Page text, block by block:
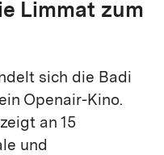
Limmat zum
sich die Badi
Openair-Kino.
an 15
und